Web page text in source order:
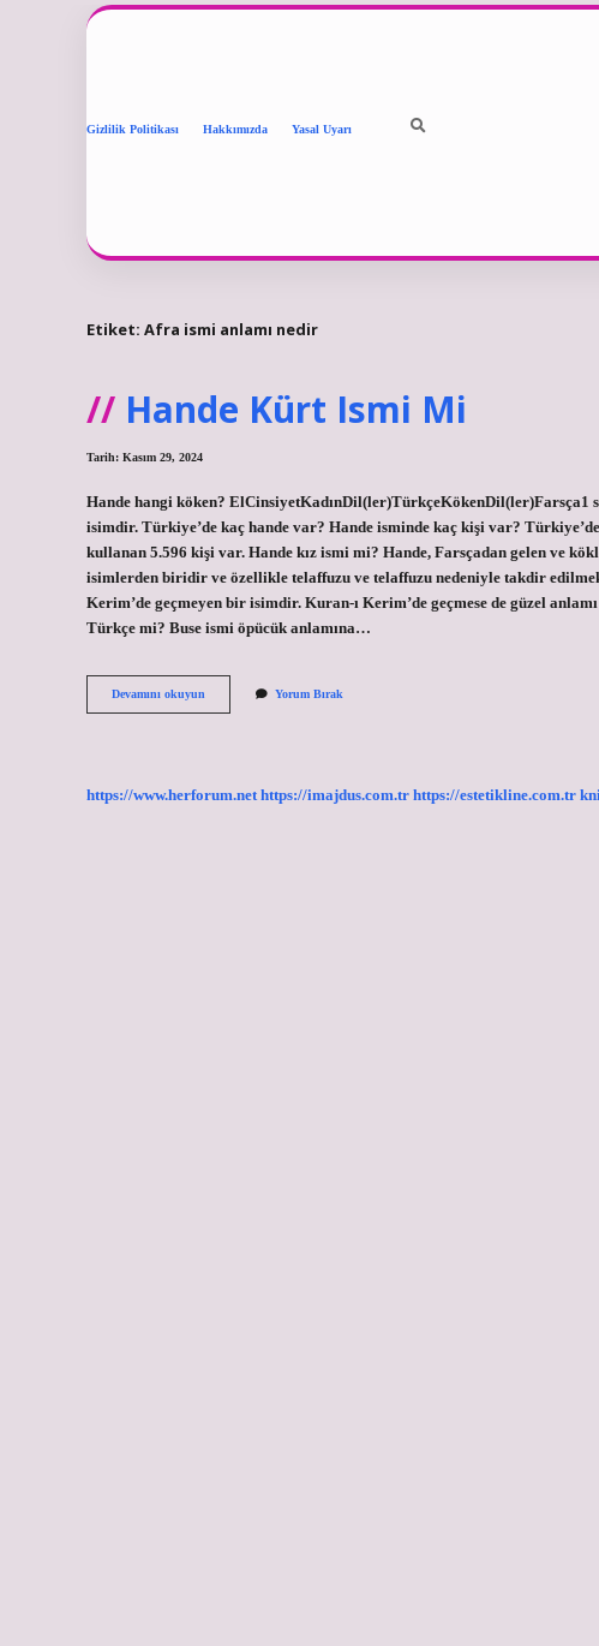
Gizlilik Politikası Hakkımızda Yasal Uyarı
Etiket: Afra ismi anlamı nedir
Hande Kürt Ismi Mi
Tarih: Kasım 29, 2024
Hande hangi köken?
isimdir. Türkiye’de kaç hande var? Hande isminde kaç kişi var?
kullanan 5.596 kişi var. Hande kız ismi mi? Hande, Farsçadan gelen ve
isimlerden biridir ve özellikle telaffuzu ve telaffuzu nedeniyle takdir
Kerim’de geçmeyen bir isimdir. Kuran-ı Kerim’de geçmese de güzel
Türkçe mi? Buse ismi öpücük anlamına…
Devamını okuyun
Kürt
Yorum Bırak
https://www.herforum.net https://imajdus.com.tr https://estetikline.com.tr